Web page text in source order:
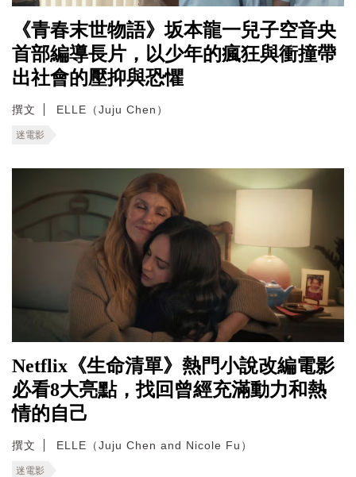
《青春末世物語》坂本龍一兒子空音央
首部編導長片，以少年的瘋狂與衝撞帶
出社會的壓抑與恐懼
撰文 ELLE（Juju Chen）
迷電影
Netflix《生命清單》熱門小說改編電影
必看8大亮點，找回曾經充滿動力和熱
情的自己
撰文 ELLE（Juju Chen and Nicole Fu）
迷電影